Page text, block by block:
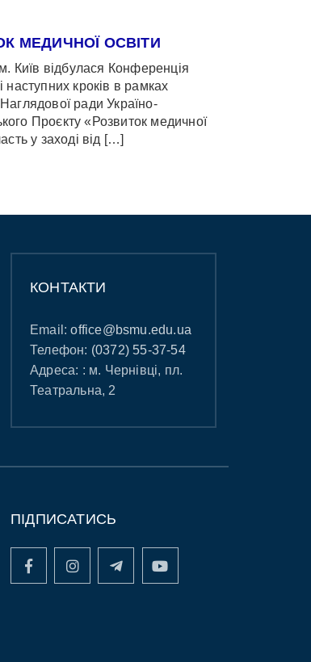
МЕДИЧНОЇ ОСВІТИ
Київ відбулася Конференція
наступних кроків в рамках
ради Україно-
Проєкту «Розвиток медичної
у заході від […]
КОНТАКТИ
Email:office@bsmu.edu.ua
Телефон: (0372) 55-37-54
Адреса: : м. Чернівці, пл.
Театральна, 2
ПІДПИСАТИСЬ